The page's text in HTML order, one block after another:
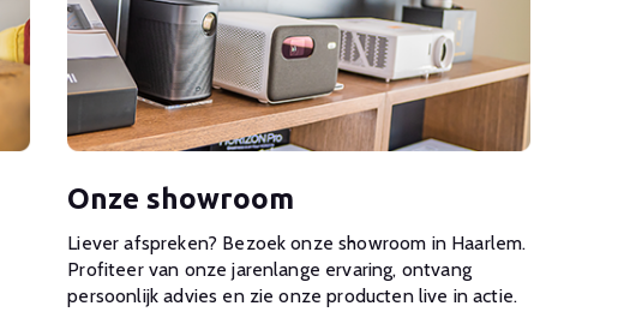
Onze showroom
Liever afspreken? Bezoek onze showroom in Haarlem.
Profiteer van onze jarenlange ervaring, ontvang
persoonlijk advies en zie onze producten live in actie.